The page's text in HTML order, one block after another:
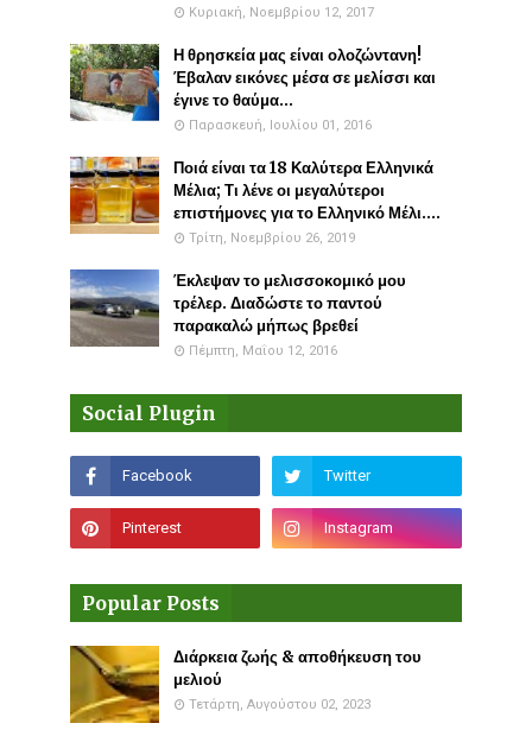
Κυριακή, Νοεμβρίου 12, 2017
Η θρησκεία μας είναι ολοζώντανη!
Έβαλαν εικόνες μέσα σε μελίσσι και
έγινε το θαύμα...
Παρασκευή, Ιουλίου 01, 2016
Ποιά είναι τα 18 Καλύτερα Ελληνικά
Μέλια; Τι λένε οι μεγαλύτεροι
επιστήμονες για το Ελληνικό Μέλι....
Τρίτη, Νοεμβρίου 26, 2019
Έκλεψαν το μελισσοκομικό μου
τρέλερ. Διαδώστε το παντού
παρακαλώ μήπως βρεθεί
Πέμπτη, Μαΐου 12, 2016
Social Plugin
Popular Posts
Διάρκεια ζωής & αποθήκευση του
μελιού
Τετάρτη, Αυγούστου 02, 2023